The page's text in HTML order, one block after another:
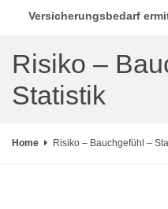
Versicherungsbedarf
Risiko –
Statistik
Home Risiko – Bauchgefühl –